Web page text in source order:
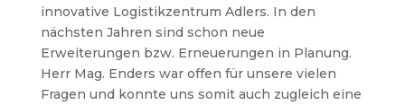
innovative Logistikzentrum Adlers. In den
nächsten Jahren sind schon neue
Erweiterungen bzw. Erneuerungen in Planung.
Herr Mag. Enders war offen für unsere vielen
Fragen und konnte uns somit auch zugleich eine